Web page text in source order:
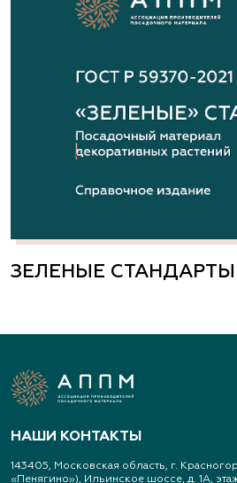
ЗЕЛЕНЫЕ СТАНДАРТЫ
НАШИ КОНТАКТЫ
143405, Московская область, г.
«Пенягино»), Ильинское шоссе, д. 1А,